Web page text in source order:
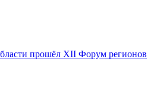
прошёл XII Форум регионов